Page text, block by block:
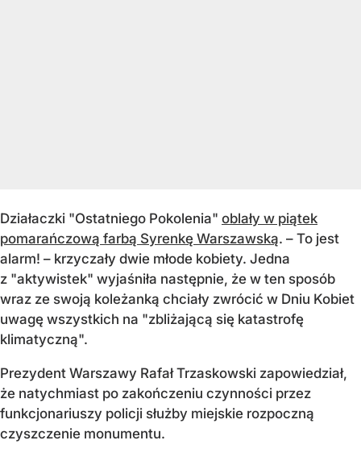
Działaczki "Ostatniego Pokolenia" oblały w piątek
pomarańczową farbą Syrenkę Warszawską. – To jest
alarm! – krzyczały dwie młode kobiety. Jedna
z "aktywistek" wyjaśniła następnie, że w ten sposób
wraz ze swoją koleżanką chciały zwrócić w Dniu Kobiet
uwagę wszystkich na "zbliżającą się katastrofę
klimatyczną".
Prezydent Warszawy Rafał Trzaskowski zapowiedział,
że natychmiast po zakończeniu czynności przez
funkcjonariuszy policji służby miejskie rozpoczną
czyszczenie monumentu.